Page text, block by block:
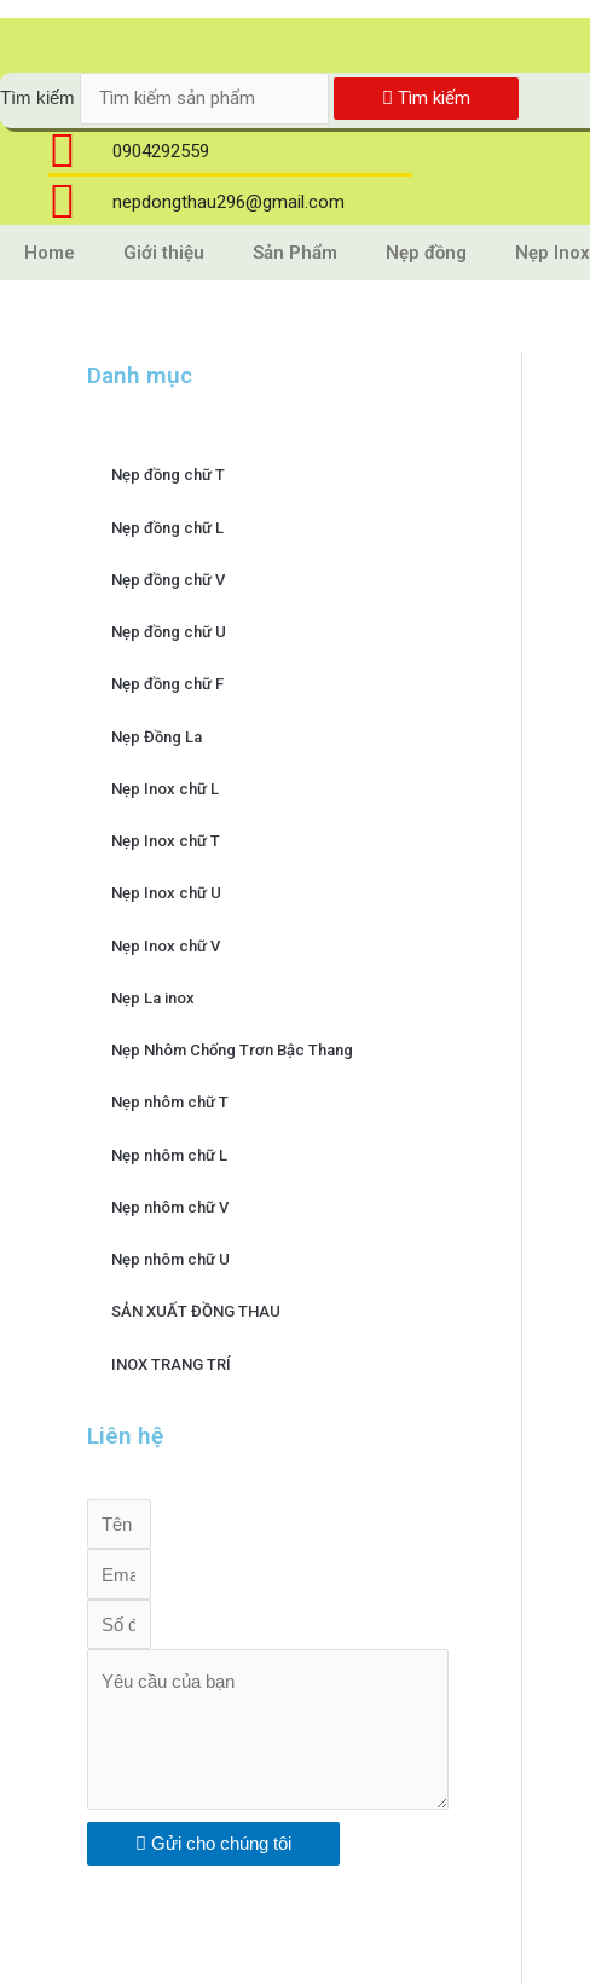
Skip
content
Tìm kiếm
Tìm kiếm
0904292559
nepdongthau296@gmail.com
Home Giới thiệu Sản Phẩm Nẹp đồng Nẹp Inox
Danh mục
Nẹp đồng chữ T
Nẹp đồng chữ L
Nẹp đồng chữ V
Nẹp đồng chữ U
Nẹp đồng chữ F
Nẹp Đồng La
Nẹp Inox chữ L
Nẹp Inox chữ T
Nẹp Inox chữ U
Nẹp Inox chữ V
Nẹp La inox
Nẹp Nhôm Chống Trơn Bậc Thang
Nẹp nhôm chữ T
Nẹp nhôm chữ L
Nẹp nhôm chữ V
Nẹp nhôm chữ U
SẢN XUẤT ĐỒNG THAU
INOX TRANG TRÍ
Liên hệ
Gửi cho chúng tôi